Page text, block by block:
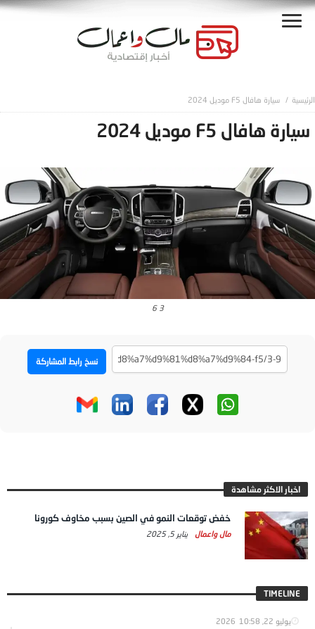
سيارة هافال F5 موديل 2024
سيارة هافال F5 موديل 2024
3 6
نسخ رابط المشاركة
اخبار الاكثر مشاهدة
خفض توقعات النمو في الصين بسبب مخاوف كورونا
مال واعمال يناير 5, 2025
TIMELINE
يوليو 22, 2026 10:58